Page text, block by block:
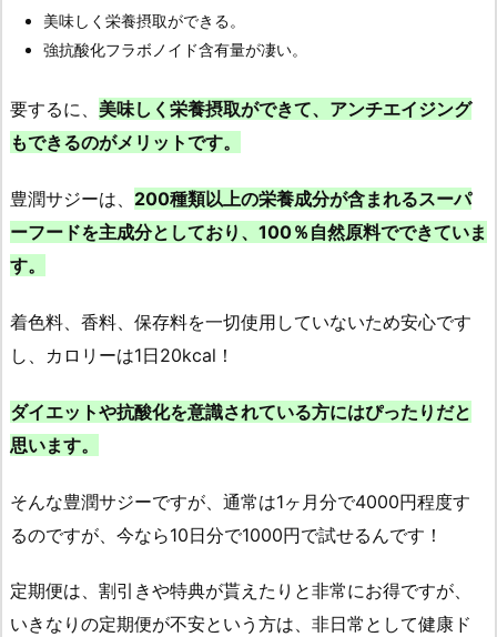
美味しく栄養摂取ができる。
強抗酸化フラボノイド含有量が凄い。
要するに、 美味しく栄養摂取ができて、アンチエイジング
もできるのがメリットです。
豊潤サジーは、 200種類以上の栄養成分が含まれるスーパ
ーフードを主成分としており、100％自然原料でできていま
す。
着色料、香料、保存料を一切使用していないため安心です
し、カロリーは1日20kcal！
ダイエットや抗酸化を意識されている方にはぴったりだと
思います。
そんな豊潤サジーですが、通常は1ヶ月分で4000円程度す
るのですが、今なら10日分で1000円で試せるんです！
定期便は、割引きや特典が貰えたりと非常にお得ですが、
いきなりの定期便が不安という方は、非日常として健康ド